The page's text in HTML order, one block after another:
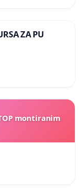
ZA PU
montiranim